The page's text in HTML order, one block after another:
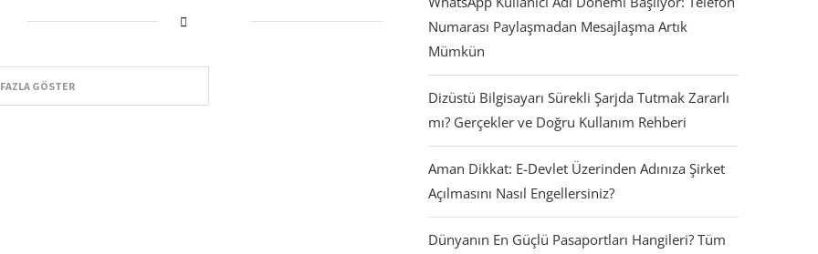
GÖSTER
Numarası Paylaşmadan Mesajlaşma Artık
Mümkün
Dizüstü Bilgisayarı Sürekli Şarjda Tutmak Zararlı
mı? Gerçekler ve Doğru Kullanım Rehberi
Aman Dikkat: E-Devlet Üzerinden Adınıza Şirket
Açılmasını Nasıl Engellersiniz?
Dünyanın En Güçlü Pasaportları Hangileri? Tüm